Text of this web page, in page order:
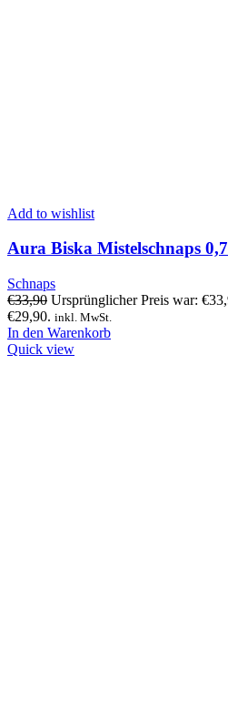
Add to wishlist
Aura Biska Mistelschnaps
Schnaps
€33,90 Ursprünglicher Preis war:
€29,90. inkl. MwSt.
In den Warenkorb
Quick view